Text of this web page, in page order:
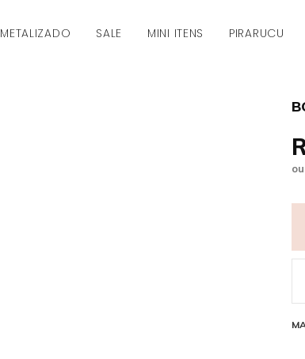
METALIZADO SALE MINI ITENS PIRARUCU
ou